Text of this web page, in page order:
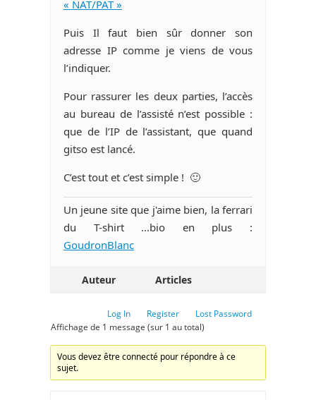
« NAT/PAT »
Puis Il faut bien sûr donner son
adresse IP comme je viens de vous
l’indiquer.
Pour rassurer les deux parties, l’accès
au bureau de l’assisté n’est possible :
que de l’IP de l’assistant, que quand
gitso est lancé.
C’est tout et c’est simple ! 🙂
Un jeune site que j'aime bien, la ferrari
du T-shirt ...bio en plus :
GoudronBlanc
Auteur Articles
Log In Register
Lost Password
Affichage de 1 message (sur 1 au total)
Vous devez être connecté pour répondre à ce
sujet.